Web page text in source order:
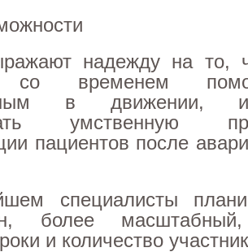
надежду на то,
со временем
в движении, и
умственную
пациентов после
специалисты
более масштабный,
и количество